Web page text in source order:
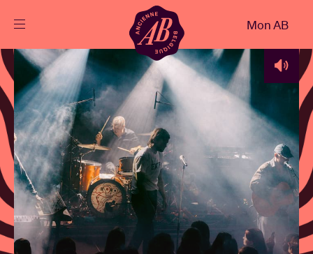
FR
Agenda
Projets
Actualités
Infos visiteurs
Mon AB